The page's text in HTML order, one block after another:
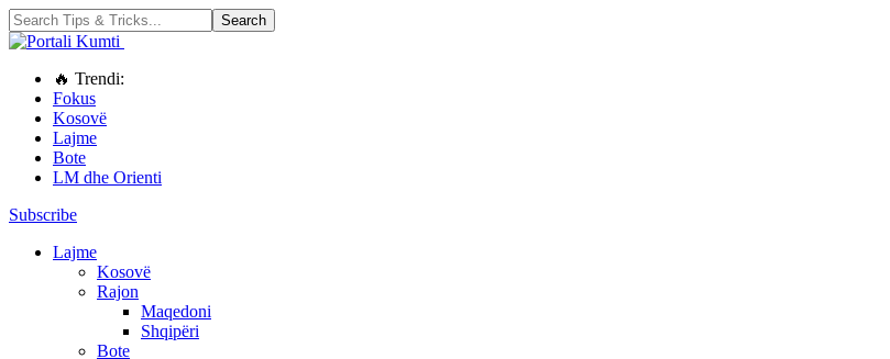
🔥 Trendi:
Fokus
Kosovë
Lajme
Bote
LM dhe Orienti
Subscribe
Lajme
Kosovë
Rajon
Maqedoni
Shqipëri
Bote